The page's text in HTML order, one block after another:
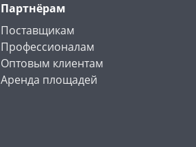
Партнёрам
Поставщикам
Профессионалам
Оптовым клиентам
Аренда площадей